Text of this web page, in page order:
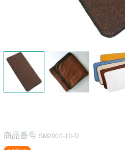
商品番号 SM2000-10-D